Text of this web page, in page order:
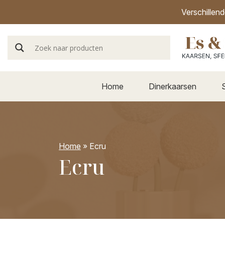
Home Dinerkaarsen
Home » Ecru
Ecru